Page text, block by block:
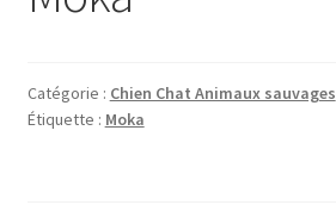
Catégorie : Chien Chat Animaux sauvages
Étiquette : Moka